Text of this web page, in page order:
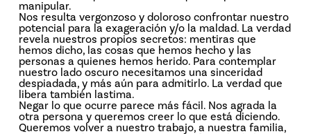
manipular.
Nos resulta vergonzoso y doloroso confrontar nuestro
potencial para la exageración y/o la maldad. La verdad
revela nuestros propios secretos: mentiras que
hemos dicho, las cosas que hemos hecho y las
personas a quienes hemos herido. Para contemplar
nuestro lado oscuro necesitamos una sinceridad
despiadada, y más aún para admitirlo. La verdad que
libera también lastima.
Negar lo que ocurre parece más fácil. Nos agrada la
otra persona y queremos creer lo que está diciendo.
Queremos volver a nuestro trabajo, a nuestra familia,